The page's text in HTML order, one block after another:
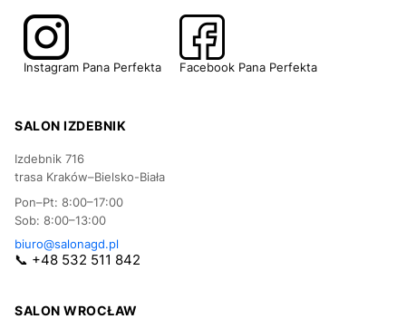
Instagram Pana Perfekta Facebook Pana Perfekta
SALON IZDEBNIK
Izdebnik 716
trasa Kraków–Bielsko-Biała
Pon–Pt: 8:00–17:00
Sob: 8:00–13:00
biuro@salonagd.pl
📞 +48 532 511 842
SALON WROCŁAW